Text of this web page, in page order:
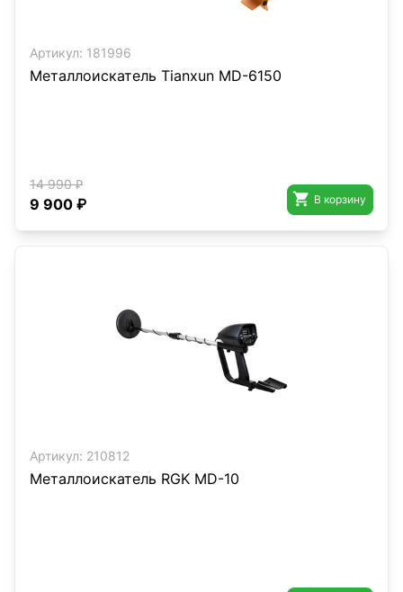
Артикул: 181996
Металлоискатель Tianxun MD-6150
14 990 ₽
9 900 ₽  В корзину
Артикул: 210812
Металлоискатель RGK MD-10